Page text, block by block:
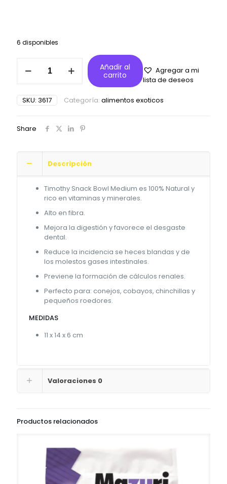
6 disponibles
timothy
Añadir al
carrito
Agregar a mi
lista de deseos
SKU: 3617 Categoría: alimentos exoticos
Share
Descripción
Timothy Snack Bowl Medium es 100% Natural y
rico en vitaminas y minerales.
Alto en fibra.
Mejora la digestión y favorece el desgaste
dental.
Reduce la incidencia se heces blandas y de
los molestos gases intestinales.
Previene la formación de cálculos renales.
Perfecto para: conejos, cobayos, chinchillas y
pequeños roedores.
MEDIDAS
11 x 14 x 6 cm
Valoraciones 0
Productos relacionados